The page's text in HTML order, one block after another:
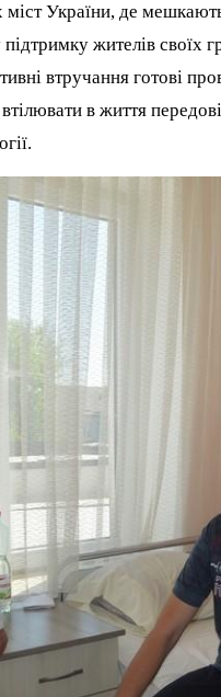
України, де
жителів своїх
втручання готові
в життя